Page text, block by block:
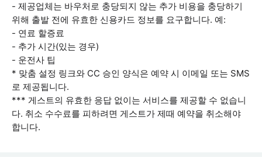
- 제공업체는 바우처로 충당되지 않는 추가 비용을 충당하기
위해 출발 전에 유효한 신용카드 정보를 요구합니다. 예:
- 연료 할증료
- 추가 시간(있는 경우)
- 운전사 팁
* 맞춤 설정 링크와 CC 승인 양식은 예약 시 이메일 또는 SMS
로 제공됩니다.
*** 게스트의 유효한 응답 없이는 서비스를 제공할 수 없습니
다. 취소 수수료를 피하려면 게스트가 제때 예약을 취소해야
합니다.